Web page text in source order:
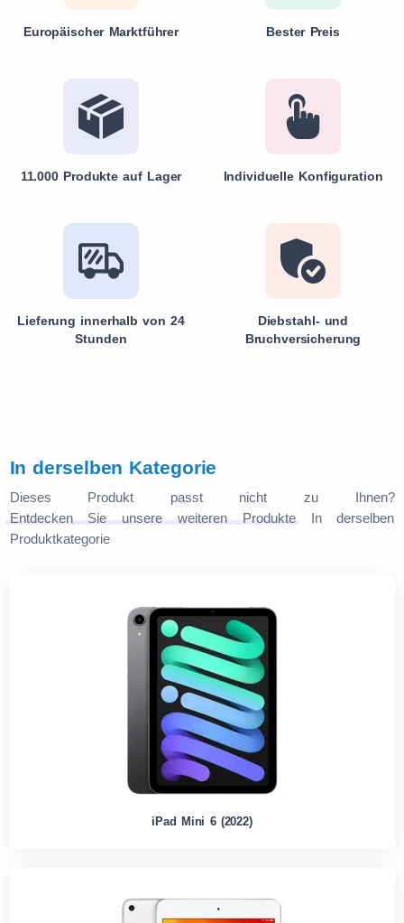
Europäischer Marktführer Bester Preis
11.000 Produkte auf Lager Individuelle Konfiguration
Lieferung innerhalb von 24
Stunden
Diebstahl- und
Bruchversicherung
In derselben Kategorie
Dieses Produkt passt nicht zu Ihnen?
Entdecken Sie unsere weiteren ProdukteIn derselben
Produktkategorie
iPad Mini 6 (2022)